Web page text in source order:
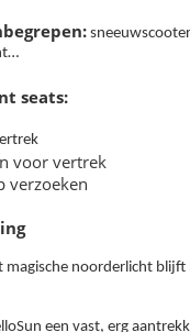
seats:
voor vertrek
verzoeken
noorderlicht
een vast, erg